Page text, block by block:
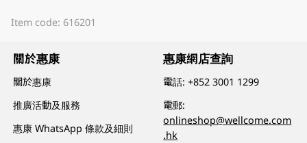
Item code: 616201
關於惠康
關於惠康
推廣活動及服務
惠康 WhatsApp 條款及細則
惠康網店查詢
電話:+852 3001 1299
電郵:
onlineshop@wellcome.com
.hk